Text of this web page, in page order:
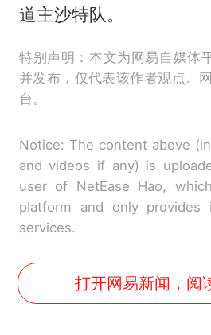
道主沙特队。
特别声明：本文为网易自媒体
并发布，仅代表该作者观点。
台。
Notice: The content above
and videos if any) is
user of NetEase Hao,
platform and only provides
services.
打开网易新闻，阅